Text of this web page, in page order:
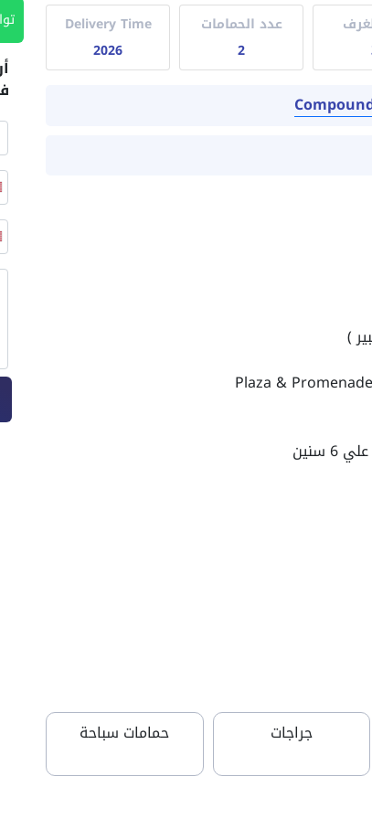
عدد الحمامات
2
Delivery Time
2026
جراجات حمامات سباحة